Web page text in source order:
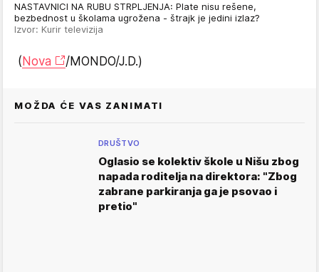
NASTAVNICI NA RUBU STRPLJENJA: Plate nisu rešene,
bezbednost u školama ugrožena - štrajk je jedini izlaz?
Izvor: Kurir televizija
( Nova /MONDO/J.D.)
MOŽDA ĆE VAS ZANIMATI
DRUŠTVO
Oglasio se kolektiv škole u Nišu zbog
napada roditelja na direktora: "Zbog
zabrane parkiranja ga je psovao i
pretio"